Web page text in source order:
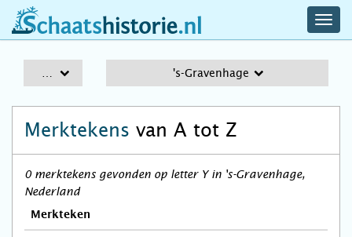
schaatshistorie.nl
's-Gravenhage
Merktekens van A tot Z
0 merktekens gevonden op letter Y in 's-Gravenhage,
Nederland
Merkteken